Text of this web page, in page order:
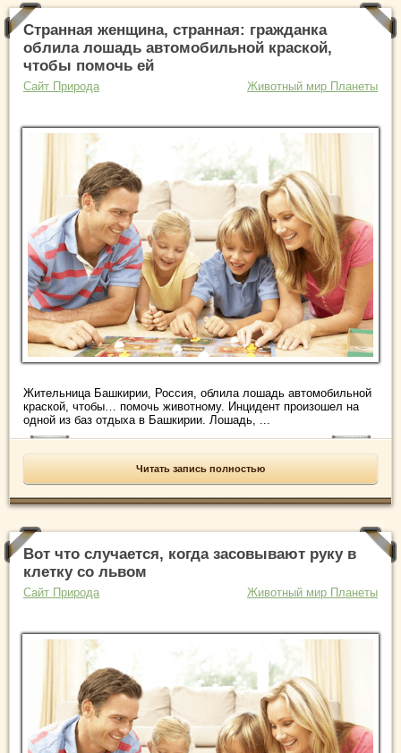
Странная женщина, странная: гражданка
облила лошадь автомобильной краской,
чтобы помочь ей
Сайт Природа Животный мир Планеты
Жительница Башкирии, Россия, облила лошадь автомобильной
краской, чтобы… помочь животному. Инцидент произошел на
одной из баз отдыха в Башкирии. Лошадь, ...
Читать запись полностью
Вот что случается, когда засовывают руку в
клетку со львом
Сайт Природа Животный мир Планеты